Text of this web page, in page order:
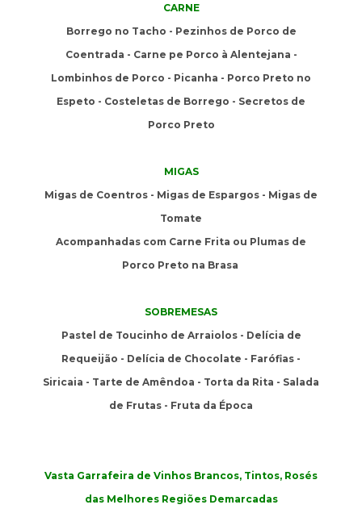
CARNE
Borrego no Tacho - Pezinhos de Porco de
Coentrada - Carne pe Porco à Alentejana -
Lombinhos de Porco - Picanha - Porco Preto no
Espeto - Costeletas de Borrego - Secretos de
Porco Preto
MIGAS
Migas de Coentros - Migas de Espargos - Migas de
Tomate
Acompanhadas com Carne Frita ou Plumas de
Porco Preto na Brasa
SOBREMESAS
Pastel de Toucinho de Arraiolos - Delícia de
Requeijão - Delícia de Chocolate - Farófias -
Siricaia - Tarte de Amêndoa - Torta da Rita - Salada
de Frutas - Fruta da Época
Vasta Garrafeira de Vinhos Brancos, Tintos, Rosés
das Melhores Regiões Demarcadas